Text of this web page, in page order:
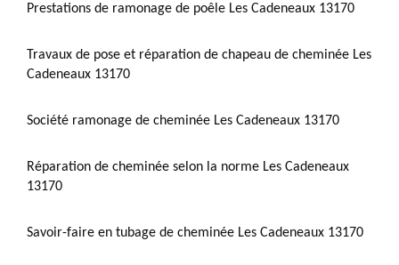
Prestations de ramonage de poêle Les Cadeneaux 13170
Travaux de pose et réparation de chapeau de cheminée Les
Cadeneaux 13170
Société ramonage de cheminée Les Cadeneaux 13170
Réparation de cheminée selon la norme Les Cadeneaux
13170
Savoir-faire en tubage de cheminée Les Cadeneaux 13170